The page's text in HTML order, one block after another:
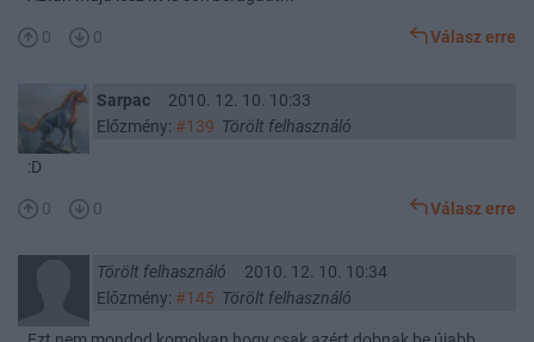
0 0 Válasz erre
Sarpac
2010. 12. 10. 10:33
Előzmény: #139 Törölt felhasználó
:D
0 0 Válasz erre
Törölt felhasználó
2010. 12. 10. 10:34
Előzmény: #145 Törölt felhasználó